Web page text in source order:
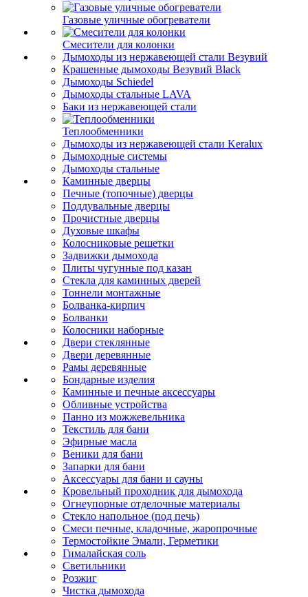
Газовые уличные обогреватели
Смесители для колонки
Дымоходы из нержавеющей стали Везувий
Крашенные дымоходы Везувий Black
Дымоходы Schiedel
Дымоходы стальные LAVA
Баки из нержавеющей стали
Теплообменники
Дымоходы из нержавеющей стали Keralux
Дымоходные системы
Дымоходы стальные
Каминные дверцы
Печные (топочные) дверцы
Поддувальные дверцы
Прочистные дверцы
Духовые шкафы
Колосниковые решетки
Задвижки дымохода
Плиты чугунные под казан
Стекла для каминных дверей
Тоннели монтажные
Болванка-кирпич
Болванки
Колосники наборные
Двери стеклянные
Двери деревянные
Рамы деревянные
Бондарные изделия
Каминные и печные аксессуары
Обливные устройства
Панно из можжевельника
Текстиль для бани
Эфирные масла
Веники для бани
Запарки для бани
Аксессуары для бани и сауны
Кровельный проходник для дымохода
Огнеупорные отделочные материалы
Стекло напольное (под печь)
Смеси печные, кладочные, жаропрочные
Термостойкие Эмали, Герметики
Гималайская соль
Светильники
Розжиг
Чистка дымохода